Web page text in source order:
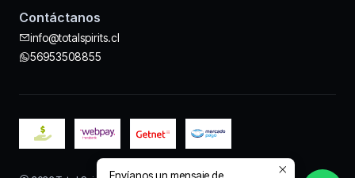
Contáctanos
info@totalspirits.cl
56953508855